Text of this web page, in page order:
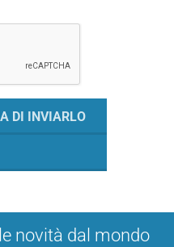
novità dal mondo